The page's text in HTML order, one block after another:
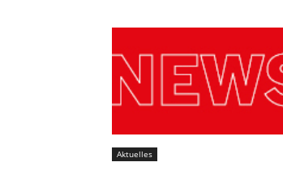
Aktuelles